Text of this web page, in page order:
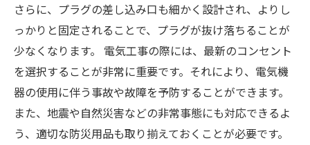
さらに、プラグの差し込み口も細かく設計され、よりし
っかりと固定されることで、プラグが抜け落ちることが
少なくなります。 電気工事の際には、最新のコンセント
を選択することが非常に重要です。それにより、電気機
器の使用に伴う事故や故障を予防することができます。
また、地震や自然災害などの非常事態にも対応できるよ
う、適切な防災用品も取り揃えておくことが必要です。